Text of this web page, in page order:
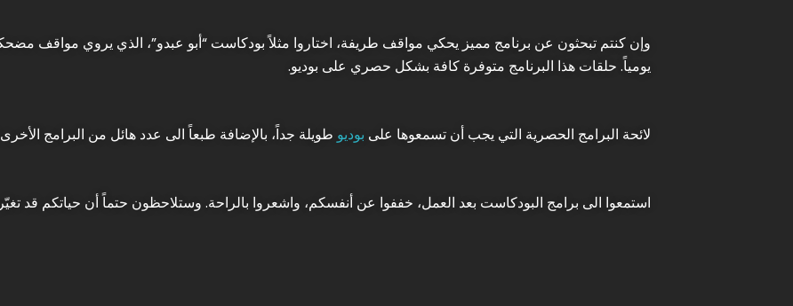
وإن كنتم تبحثون عن برنامج مميز يحكي مواقف طريفة، اختاروا مثلاً بودكاست “أبو عبدو”، الذي يروي مواقف
يومياً. حلقات هذا البرنامج متوفرة كافة بشكل حصري على بوديو.
لائحة البرامج الحصرية التي يجب أن تسمعوها على بوديو طويلة جداً، بالإضافة طبعاً الى عدد هائل من البرامج
استمعوا الى برامج البودكاست بعد العمل، خففوا عن أنفسكم، واشعروا بالراحة. وستلاحظون حتماً أن حياتكم قد